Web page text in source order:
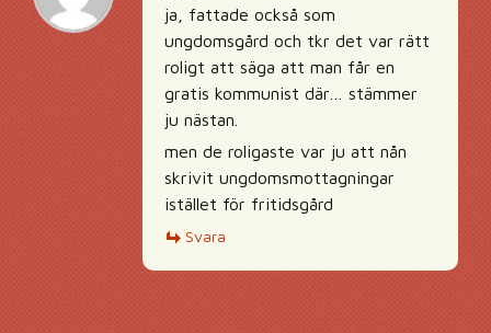
ja, fattade också som
ungdomsgård och tkr det var rätt
roligt att säga att man får en
gratis kommunist där… stämmer
ju nästan.
men de roligaste var ju att nån
skrivit ungdomsmottagningar
istället för fritidsgård
Svara